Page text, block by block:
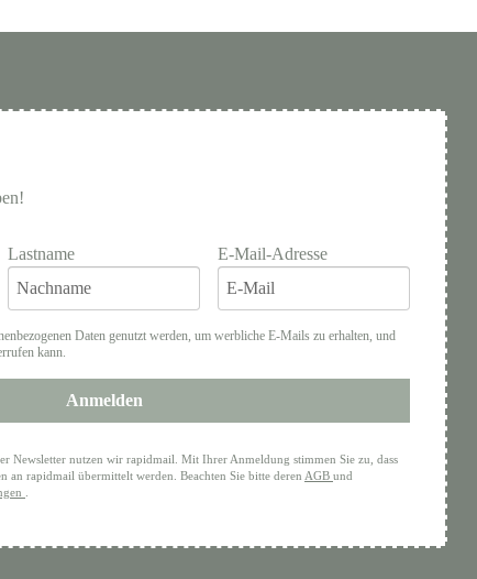
Lastname E-Mail-Adresse
Daten genutzt werden, um werbliche E-Mails zu erhalten, und
kann.
Anmelden
Newsletter nutzen wir rapidmail. Mit Ihrer Anmeldung stimmen Sie zu, dass
an rapidmail übermittelt werden. Beachten Sie bitte deren AGB und